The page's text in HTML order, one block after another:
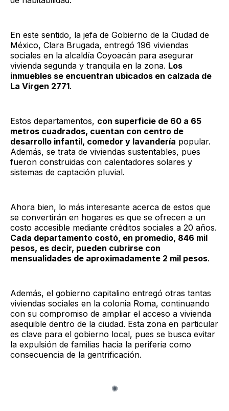
En este sentido, la jefa de Gobierno de la Ciudad de
México, Clara Brugada, entregó 196 viviendas
sociales en la alcaldía Coyoacán para asegurar
vivienda segunda y tranquila en la zona. Los
inmuebles se encuentran ubicados en calzada de
La Virgen 2771.
Estos departamentos, con superficie de 60 a 65
metros cuadrados, cuentan con centro de
desarrollo infantil, comedor y lavandería popular.
Además, se trata de viviendas sustentables, pues
fueron construidas con calentadores solares y
sistemas de captación pluvial.
Ahora bien, lo más interesante acerca de estos que
se convertirán en hogares es que se ofrecen a un
costo accesible mediante créditos sociales a 20 años.
Cada departamento costó, en promedio, 846 mil
pesos, es decir, pueden cubrirse con
mensualidades de aproximadamente 2 mil pesos.
Además, el gobierno capitalino entregó otras tantas
viviendas sociales en la colonia Roma, continuando
con su compromiso de ampliar el acceso a vivienda
asequible dentro de la ciudad. Esta zona en particular
es clave para el gobierno local, pues se busca evitar
la expulsión de familias hacia la periferia como
consecuencia de la gentrificación.